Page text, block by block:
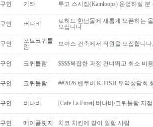
구인 기타 투고 스시집(Kamloops) 운영하실
구인 버나비
로히드 한남몰에 새롭게 오픈하는
모십니다
구인
포트코퀴틀
람
보아스 건축에서 직원을 모집합니다.
구인 코퀴틀람 $$$$복잡한 과정 건너뛰고 최소 비
구인 코퀴틀람 ##2026 밴쿠버 K-FISH 무역상담회
구인 버나비 [Cafe La Foret] 버나비/코퀴틀람 지
구인 메이플릿지 치코 치킨에 같이 일할 사람